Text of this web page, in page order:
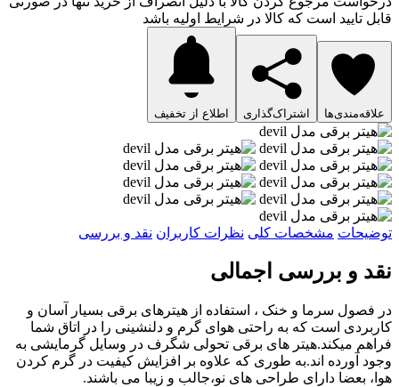
قابل تایید است که کالا در شرایط اولیه باشد
علاقه‌مندی‌ها اشتراک‌گذاری اطلاع از تخفیف
توضیحات مشخصات کلی نظرات کاربران نقد و بررسی
نقد و بررسی اجمالی
در فصول سرما و خنک ، استفاده از هیترهای برقی بسیار آسان و
کاربردی است که به راحتی هوای گرم و دلنشینی را در اتاق شما
فراهم میکند.هیتر های برقی تحولی شگرف در وسایل گرمایشی به
وجود آورده اند.به طوری که علاوه بر افزایش کیفیت در گرم کردن
هوا، بعضا دارای طراحی های نو،جالب و زیبا می باشند.